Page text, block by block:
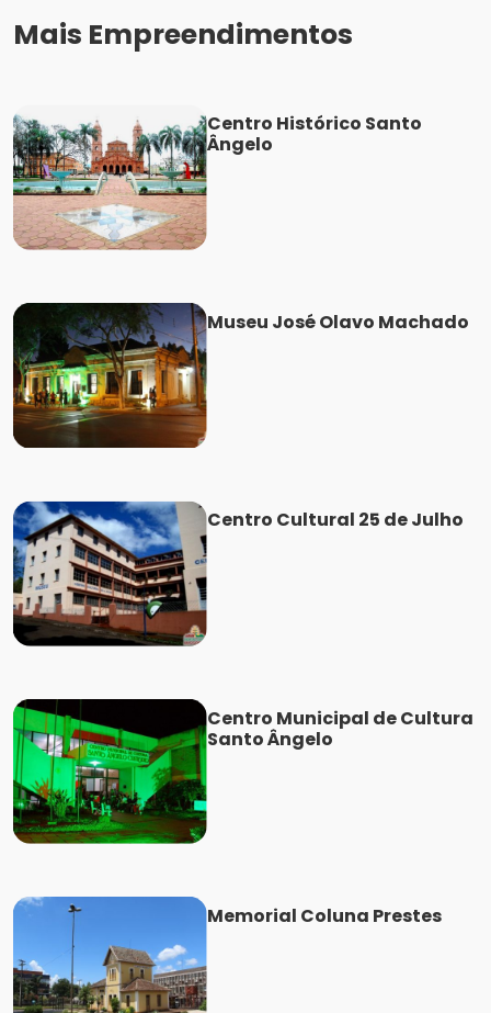
Mais Empreendimentos
Centro Histórico Santo
Ângelo
Museu José Olavo Machado
Centro Cultural 25 de Julho
Centro Municipal de Cultura
Santo Ângelo
Memorial Coluna Prestes